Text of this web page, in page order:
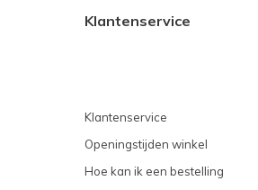
Klantenservice
Klantenservice
Openingstijden winkel
Hoe kan ik een bestelling